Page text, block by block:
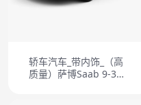
轿车汽车_带内饰_（高
质量）萨博Saab 9-3